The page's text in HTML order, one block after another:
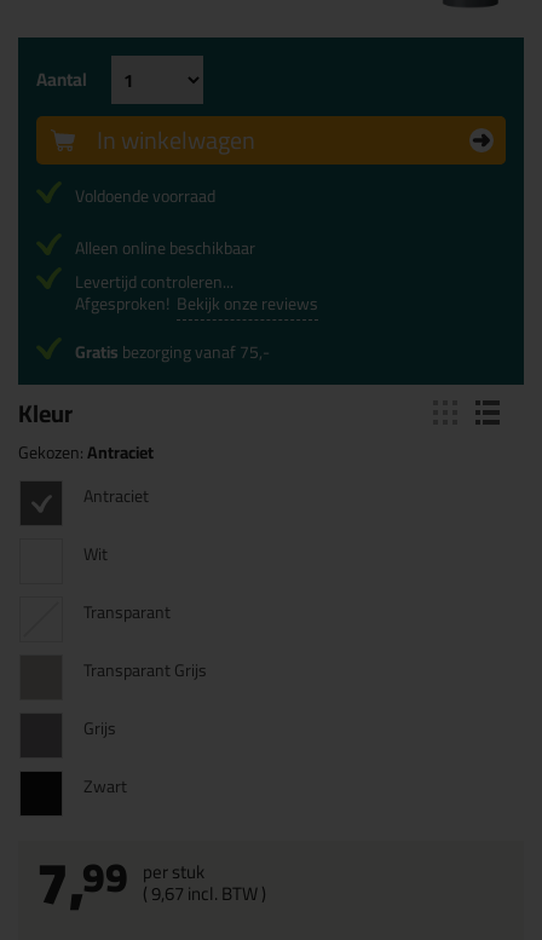
Kleur
Gekozen:Antraciet
Antraciet
Wit
Transparant
Transparant Grijs
Grijs
Zwart
7,99 per stuk
(9,67incl. BTW )
Aantal
In winkelwagen
Voldoende voorraad
Alleen online beschikbaar
Levertijd controleren...
Afgesproken! Bekijk onze reviews
Gratisbezorging vanaf 75,-